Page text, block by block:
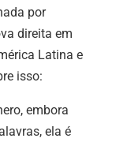
por
direita em
Latina e
isso:
embora
ela é